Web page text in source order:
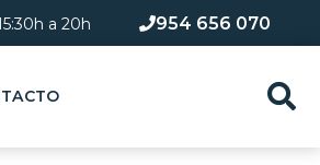
a 20h​ 954 656 070